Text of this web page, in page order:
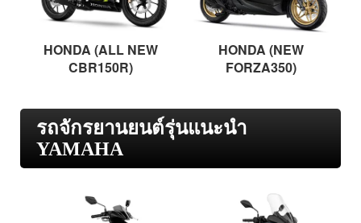
HONDA (ALL NEW
CBR150R)
HONDA (NEW
FORZA350)
รถจักรยานยนต์รุ่นแนะนำ
YAMAHA